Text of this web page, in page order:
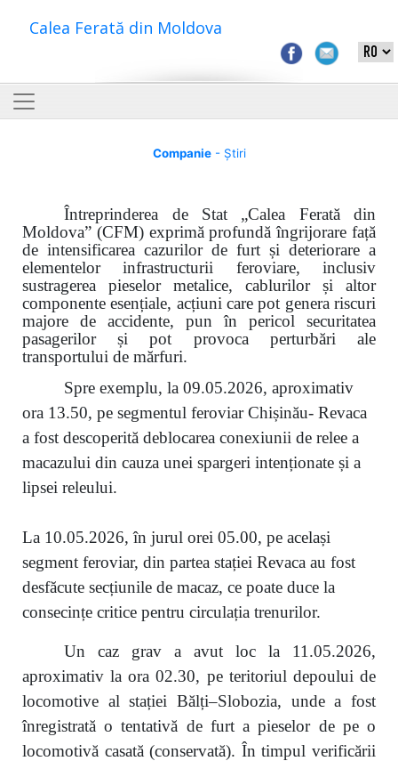
Calea Ferată din Moldova
Companie- Știri
Întreprinderea de Stat „Calea Ferată din
Moldova” (CFM) exprimă profundă îngrijorare față
de intensificarea cazurilor de furt și deteriorare a
elementelor infrastructurii feroviare, inclusiv
sustragerea pieselor metalice, cablurilor și altor
componente esențiale, acțiuni care pot genera riscuri
majore de accidente, pun în pericol securitatea
pasagerilor și pot provoca perturbări ale
transportului de mărfuri.
Spre exemplu, la 09.05.2026, aproximativ
ora 13.50, pe segmentul feroviar Chișinău- Revaca
a fost descoperită deblocarea conexiunii de relee a
macazului din cauza unei spargeri intenționate și a
lipsei releului.
La 10.05.2026, în jurul orei 05.00, pe același
segment feroviar, din partea stației Revaca au fost
desfăcute secțiunile de macaz, ce poate duce la
consecințe critice pentru circulația trenurilor.
Un caz grav a avut loc la 11.05.2026,
aproximativ la ora 02.30, pe teritoriul depoului de
locomotive al stației Bălți–Slobozia, unde a fost
înregistrată o tentativă de furt a pieselor de pe o
locomotivă casată (conservată). În timpul verificării